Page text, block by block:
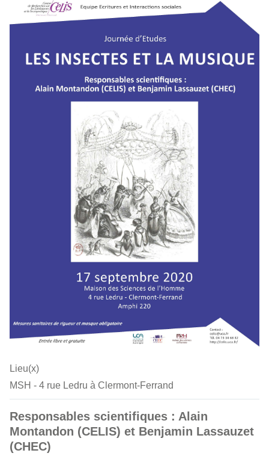
Lieu(x)
MSH - 4 rue Ledru à Clermont-Ferrand
Responsables scientifiques : Alain
Montandon (CELIS) et Benjamin Lassauzet
(CHEC)